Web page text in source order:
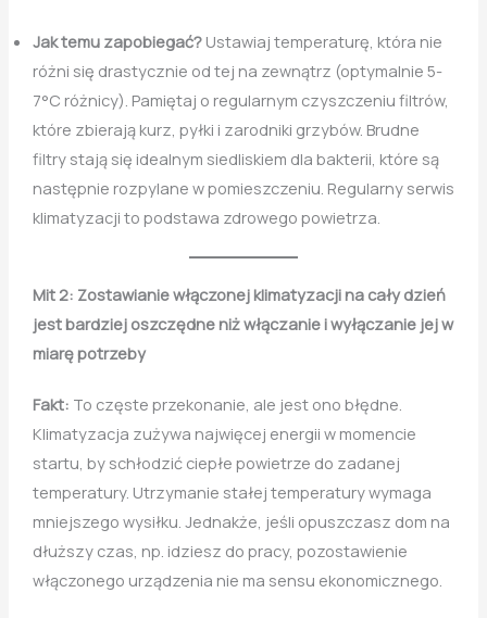
Jak temu zapobiegać?Ustawiaj temperaturę, która nie
różni się drastycznie od tej na zewnątrz (optymalnie 5-
7°C różnicy). Pamiętaj o regularnym czyszczeniu filtrów,
które zbierają kurz, pyłki i zarodniki grzybów. Brudne
filtry stają się idealnym siedliskiem dla bakterii, które są
następnie rozpylane w pomieszczeniu. Regularny serwis
klimatyzacji to podstawa zdrowego powietrza.
Mit 2: Zostawianie włączonej klimatyzacji na cały dzień
jest bardziej oszczędne niż włączanie i wyłączanie jej w
miarę potrzeby
Fakt: To częste przekonanie, ale jest ono błędne.
Klimatyzacja zużywa najwięcej energii w momencie
startu, by schłodzić ciepłe powietrze do zadanej
temperatury. Utrzymanie stałej temperatury wymaga
mniejszego wysiłku. Jednakże, jeśli opuszczasz dom na
dłuższy czas, np. idziesz do pracy, pozostawienie
włączonego urządzenia nie ma sensu ekonomicznego.